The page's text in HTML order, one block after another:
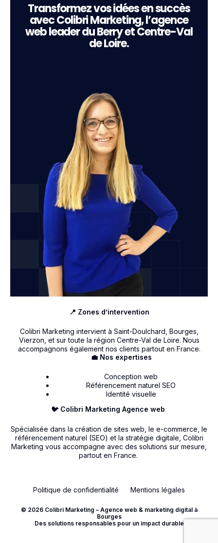
Transformez vos idées en succès
avec Colibri Marketing, l’agence
web leader du Berry et Centre-Val
de Loire.
🐦 Colibri Marketing Agence web
Spécialisée dans la création de sites web, le e-commerce, le
référencement naturel (SEO) et la stratégie digitale, Colibri
Marketing vous accompagne avec des solutions sur mesure,
partout en France.
💼 Nos expertises
Conception web
Référencement naturel SEO
Identité visuelle
📍 Zones d’intervention
Colibri Marketing intervient à Saint-Doulchard, Bourges,
Vierzon, et sur toute la région Centre-Val de Loire. Nous
accompagnons également nos clients partout en France.
© 2026 Colibri Marketing – Agence web & marketing digital à
Bourges
Des solutions responsables pour un impact durable
Politique de confidentialité Mentions légales
Contact